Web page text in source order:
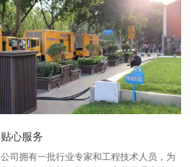
贴心服务
公司拥有一批行业专家和工程技术人员，为